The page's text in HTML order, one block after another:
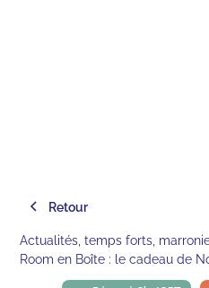
Retour
Actualités, temps forts,
Room en Boîte : le cadeau de